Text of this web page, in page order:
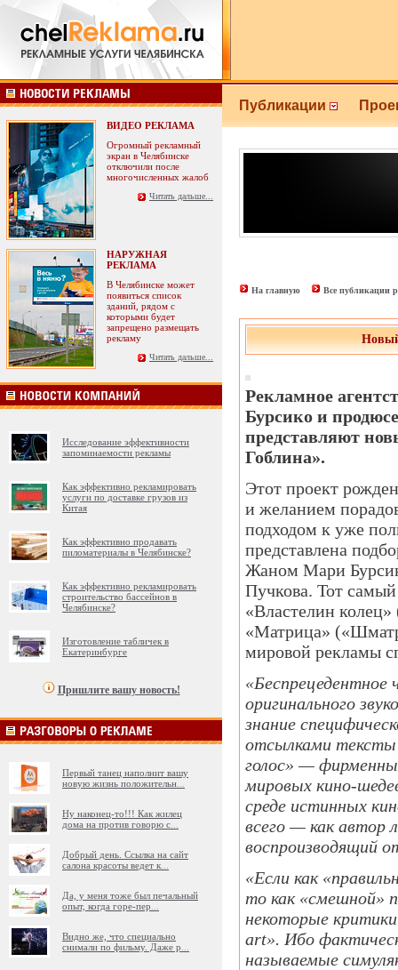
ВИДЕО РЕКЛАМА
Огромный рекламный
экран в Челябинске
отключили после
многочисленных жалоб
Читать дальше...
НАРУЖНАЯ
РЕКЛАМА
В Челябинске может
появиться список
зданий, рядом с
которыми будет
запрещено размещать
рекламу
Читать дальше...
Исследование эффективности
запоминаемости рекламы
Как эффективно рекламировать
услуги по доставке грузов из
Китая
Как эффективно продавать
пиломатериалы в Челябинске?
Как эффективно рекламировать
строительство бассейнов в
Челябинске?
Изготовление табличек в
Екатеринбурге
Пришлите вашу новость!
Первый танец наполнит вашу
новую жизнь положительн
Ну наконец-то!!! Как жилец
дома на против говорю с
Добрый день. Ссылка на сайт
салона красоты ведет к
Да, у меня тоже был печальный
опыт, когда горе-пер
Видно же, что специально
снимали по фильму. Даже р
Публикации
На главную Все публикации
Рекламное
Бурсико и
представляют
Гоблина».
Этот проект
и желанием
подходом к уже
представлена
Жаном Мари
Пучкова. Тот
«Властелин
«Матрица»
мировой рекламы
оригинального
знание
отсылками тексты
голос» —
мировых кино-
среде истинных
всего — как автор
воспроизводящий
«Если как
то как «смешной»
некоторые
art». Ибо
называемые